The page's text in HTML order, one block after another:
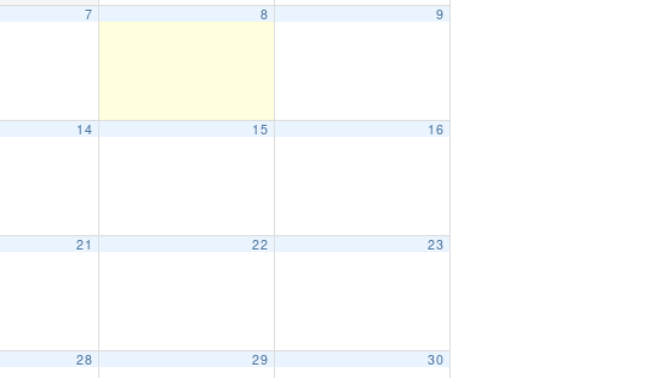
7 8 9
14 15 16
21 22 23
28 29 30